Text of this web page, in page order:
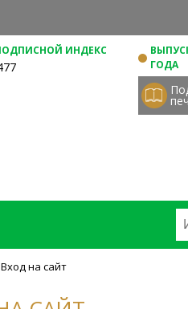
ИНДЕКС
ГОДА
Вход на сайт